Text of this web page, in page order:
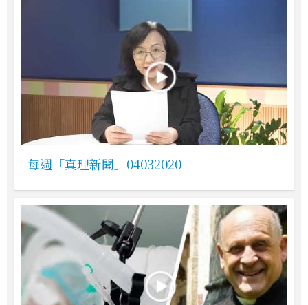
每週「真理新聞」04032020